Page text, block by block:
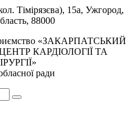
Тімірязєва), 15а, Ужгород,
88000
«ЗАКАРПАТСЬКИЙ
КАРДІОЛОГІЇ ТА
ради